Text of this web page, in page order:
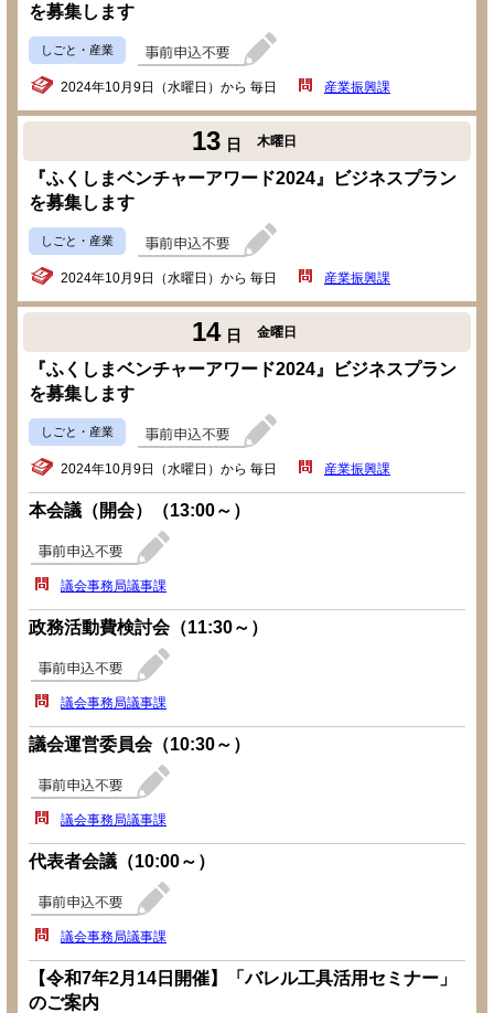
を募集します
しごと・産業
2024年10月9日（水曜日）から 毎日 産業振興課
13 日 木曜日
『ふくしまベンチャーアワード2024』ビジネスプラン
を募集します
しごと・産業
2024年10月9日（水曜日）から 毎日 産業振興課
14 日 金曜日
『ふくしまベンチャーアワード2024』ビジネスプラン
を募集します
しごと・産業
2024年10月9日（水曜日）から 毎日 産業振興課
本会議（開会）（13:00～）
議会事務局議事課
政務活動費検討会（11:30～）
議会事務局議事課
議会運営委員会（10:30～）
議会事務局議事課
代表者会議（10:00～）
議会事務局議事課
【令和7年2月14日開催】「バレル工具活用セミナー」
のご案内